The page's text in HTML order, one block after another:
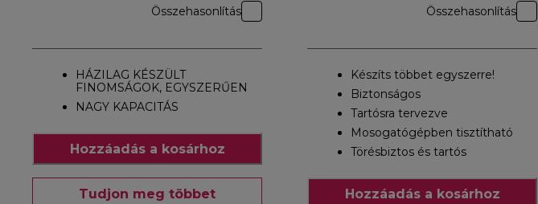
Összehasonlítás
HÁZILAG KÉSZÜLT
FINOMSÁGOK, EGYSZERŰEN
NAGY KAPACITÁS
Hozzáadás a kosárhoz
Tudjon meg többet
Összehasonlítás
Készíts többet egyszerre!
Biztonságos
Tartósra tervezve
Mosogatógépben tisztítható
Törésbiztos és tartós
Hozzáadás a kosárhoz